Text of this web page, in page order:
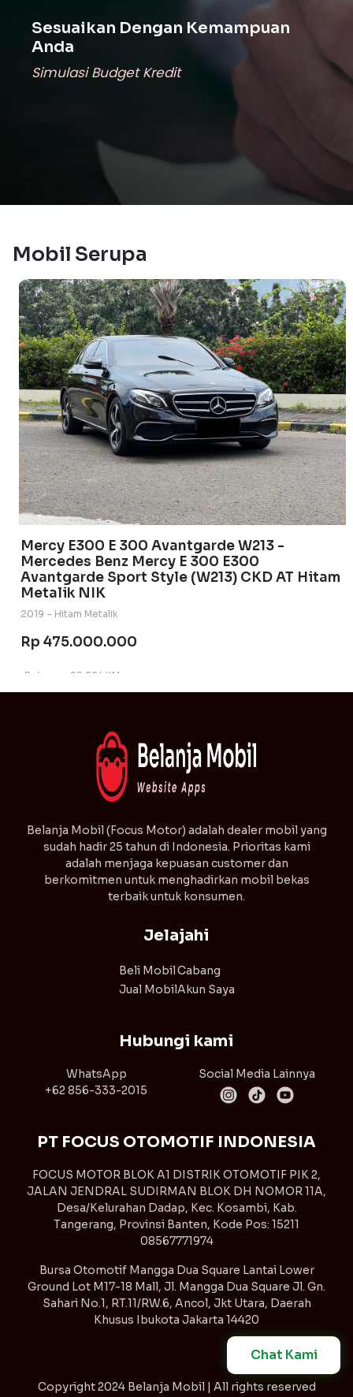
Chat Kami
Sesuaikan Dengan Kemampuan
Anda
Simulasi Budget Kredit
Mobil Serupa
Mercy E300 E 300 Avantgarde W213 -
Mercedes Benz Mercy E 300 E300
Avantgarde Sport Style (W213) CKD AT Hitam
Metalik NIK
2019 - Hitam Metalik
Rp 475.000.000
Bekas 23.224 KM
⁠Belanja Mobil (Focus Motor) adalah dealer mobil yang
sudah hadir 25 tahun di Indonesia. Prioritas kami
adalah menjaga kepuasan customer dan
berkomitmen untuk menghadirkan mobil bekas
terbaik untuk konsumen.
Jelajahi
Beli Mobil
Jual Mobil
Cabang
Akun Saya
Hubungi kami
WhatsApp
+62 856-333-2015
Social Media Lainnya
PT FOCUS OTOMOTIF INDONESIA
FOCUS MOTOR BLOK A1 DISTRIK OTOMOTIF PIK 2,
JALAN JENDRAL SUDIRMAN BLOK DH NOMOR 11A,
Desa/Kelurahan Dadap, Kec. Kosambi, Kab.
Tangerang, Provinsi Banten, Kode Pos: 15211
08567771974
Bursa Otomotif Mangga Dua Square Lantai Lower
Ground Lot M17-18 Mall, Jl. Mangga Dua Square Jl. Gn.
Sahari No.1, RT.11/RW.6, Ancol, Jkt Utara, Daerah
Khusus Ibukota Jakarta 14420
Copyright2024 Belanja Mobil | All rights reserved